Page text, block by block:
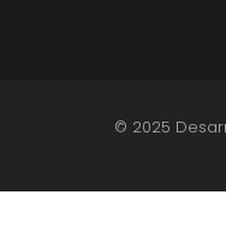
© 2025